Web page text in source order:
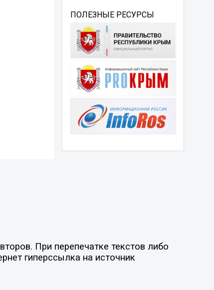
ПОЛЕЗНЫЕ РЕСУРСЫ
При перепечатке текстов либо
гиперссылка на источник